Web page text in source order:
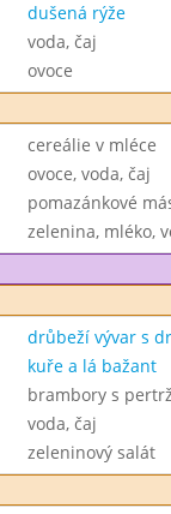
dušená rýže
voda, čaj
ovoce
cereálie v mléce
ovoce, voda, čaj
pomazánkové
zelenina, mléko,
drůbeží vývar s
kuře a lá bažant
brambory s
voda, čaj
zeleninový salát